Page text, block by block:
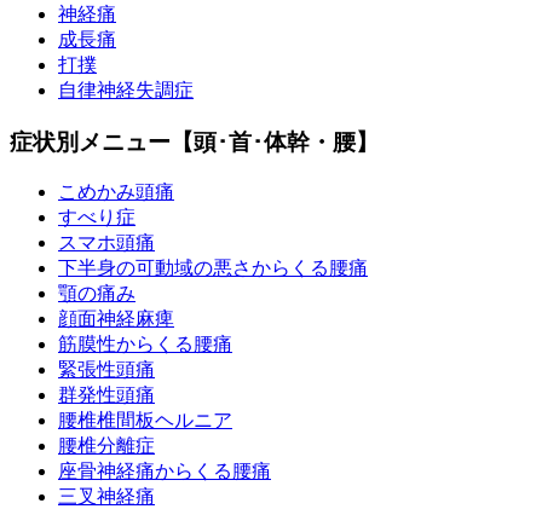
神経痛
成長痛
打撲
自律神経失調症
症状別メニュー【頭･首･体幹・腰】
こめかみ頭痛
すべり症
スマホ頭痛
下半身の可動域の悪さからくる腰痛
顎の痛み
顔面神経麻痺
筋膜性からくる腰痛
緊張性頭痛
群発性頭痛
腰椎椎間板ヘルニア
腰椎分離症
座骨神経痛からくる腰痛
三叉神経痛